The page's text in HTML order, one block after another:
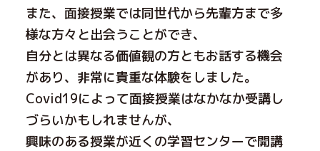
また、面接授業では同世代から先輩方まで多
様な方々と出会うことができ、
自分とは異なる価値観の方ともお話する機会
があり、非常に貴重な体験をしました。
Covid19によって面接授業はなかなか受講し
づらいかもしれませんが、
興味のある授業が近くの学習センターで開講